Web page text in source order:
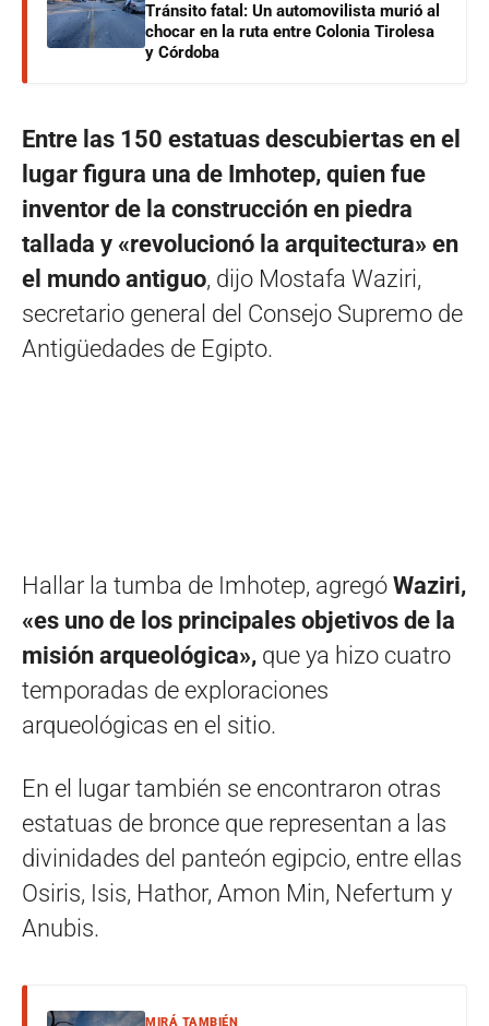
Tránsito fatal: Un automovilista murió al
chocar en la ruta entre Colonia Tirolesa
y Córdoba
Entre las 150 estatuas descubiertas en el
lugar figura una de Imhotep, quien fue
inventor de la construcción en piedra
tallada y «revolucionó la arquitectura» en
el mundo antiguo, dijo Mostafa Waziri,
secretario general del Consejo Supremo de
Antigüedades de Egipto.
Hallar la tumba de Imhotep, agregó Waziri,
«es uno de los principales objetivos de la
misión arqueológica», que ya hizo cuatro
temporadas de exploraciones
arqueológicas en el sitio.
En el lugar también se encontraron otras
estatuas de bronce que representan a las
divinidades del panteón egipcio, entre ellas
Osiris, Isis, Hathor, Amon Min, Nefertum y
Anubis.
MIRÁ TAMBIÉN